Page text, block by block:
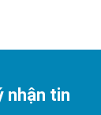
nhận tin